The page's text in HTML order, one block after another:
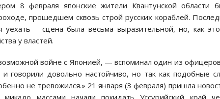
8 февраля японские жители Квантунской области
прошедшем сквозь строй русских кораблей.
уехать – сцена была весьма выразительной, но, как
у властей.
войне с Японией, — вспоминал один из
говорили довольно настойчиво, но так как подобные
не тревожился.» 21 января (3 февраля) пришла
массами начали покидать Уссурийский край